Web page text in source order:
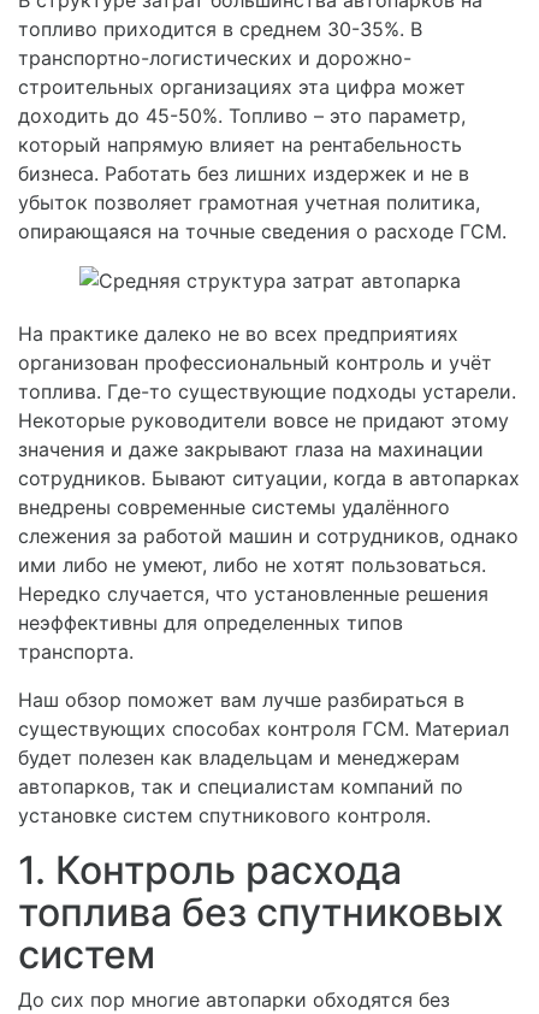
топливо приходится в среднем 30-35%. В
транспортно-логистических и дорожно-
строительных организациях эта цифра может
доходить до 45-50%. Топливо – это параметр,
который напрямую влияет на рентабельность
бизнеса. Работать без лишних издержек и не в
убыток позволяет грамотная учетная политика,
опирающаяся на точные сведения о расходе ГСМ.
На практике далеко не во всех предприятиях
организован профессиональный контроль и учёт
топлива. Где-то существующие подходы устарели.
Некоторые руководители вовсе не придают этому
значения и даже закрывают глаза на махинации
сотрудников. Бывают ситуации, когда в автопарках
внедрены современные системы удалённого
слежения за работой машин и сотрудников, однако
ими либо не умеют, либо не хотят пользоваться.
Нередко случается, что установленные решения
неэффективны для определенных типов
транспорта.
Наш обзор поможет вам лучше разбираться в
существующих способах контроля ГСМ. Материал
будет полезен как владельцам и менеджерам
автопарков, так и специалистам компаний по
установке систем спутникового контроля.
1. Контроль расхода
топлива без спутниковых
систем
До сих пор многие автопарки обходятся без